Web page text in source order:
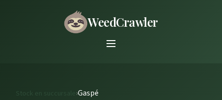
WeedCrawler
Stock en succursale ›Gaspé